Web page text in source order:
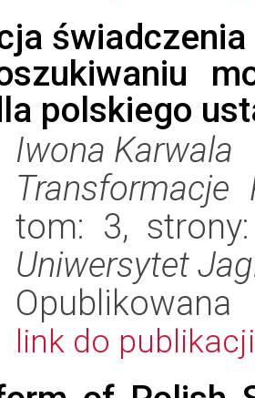
polskiego
Iwona Karwala
Transformacje
tom: 3,
Uniwersytet
Opublikowana
link do publikacji